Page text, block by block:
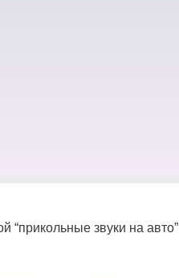
“прикольные звуки на авто”